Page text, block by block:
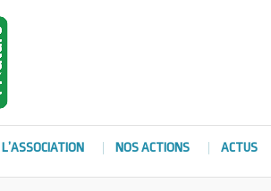
L’ASSOCIATION NOS ACTIONS ACTUS